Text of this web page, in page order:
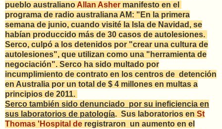
pueblo australiano Allan Asher manifesto en el
programa de radio australiana AM: "En la primera
semana de junio, cuando visité la Isla de Navidad, se
habían produccido más de 30 casos de autolesiones.
Serco, culpó a los detenidos por "crear una cultura de
autolesiones", que utilizan como una "herramienta de
negociación". Serco ha sido multado por
incumplimiento de contrato en los centros de detención
en Australia por un total de $ 4 millones en multas a
principios de 2011.
Serco también sido denunciado por su ineficiencia en
sus laboratorios de patología. Sus laboratorios en St
Thomas 'Hospital de registraron un aumento en el